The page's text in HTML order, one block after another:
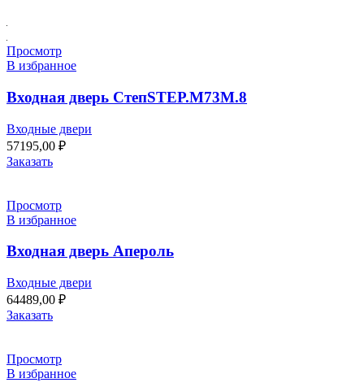
Просмотр
В избранное
Входная дверь СтепSTEP.M73M.8
Входные двери
57195,00 ₽
Заказать
Просмотр
В избранное
Входная дверь Апероль
Входные двери
64489,00 ₽
Заказать
Просмотр
В избранное